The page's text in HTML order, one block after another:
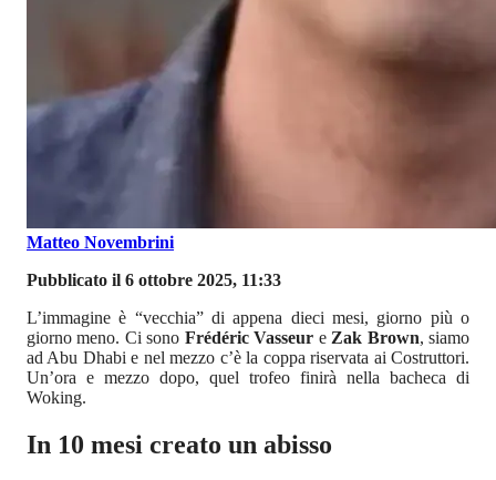
Matteo Novembrini
Pubblicato il 6 ottobre 2025, 11:33
L’immagine è “vecchia” di appena dieci mesi, giorno più o
giorno meno. Ci sono Frédéric Vasseur e Zak Brown, siamo
ad Abu Dhabi e nel mezzo c’è la coppa riservata ai Costruttori.
Un’ora e mezzo dopo, quel trofeo finirà nella bacheca di
Woking.
In 10 mesi creato un abisso